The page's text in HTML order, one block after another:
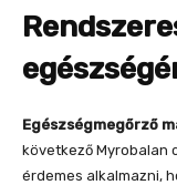
Egészségmegőrző
következő Myrobalan
érdemes alkalmazni,